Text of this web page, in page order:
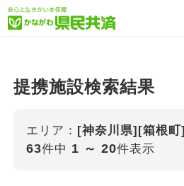
提携施設検索結果
エリア： [神奈川県][箱根町]
63件中 1 ～ 20件表示